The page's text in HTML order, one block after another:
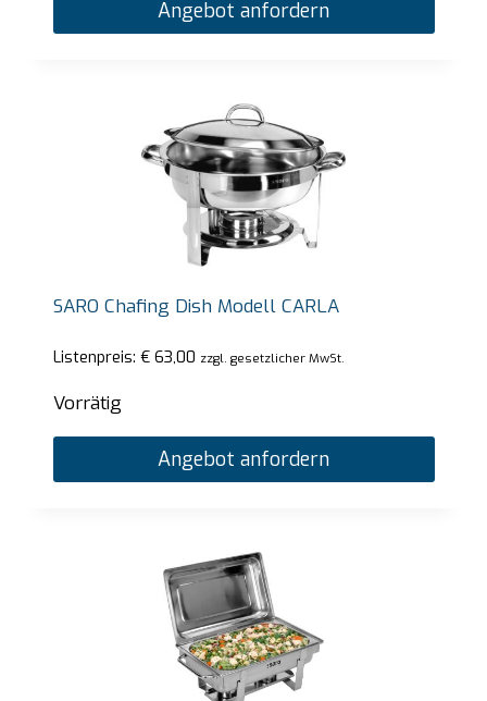
Angebot anfordern
SARO Chafing Dish Modell CARLA
Listenpreis: €63,00 zzgl. gesetzlicher MwSt.
Vorrätig
Angebot anfordern